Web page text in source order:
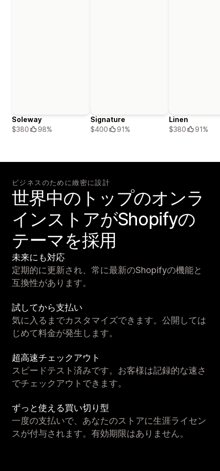
Soleway
$380
98%
Signature
$400
91%
Linen
$380
91%
ビジネスのために緻密に設計
世界中のトップのオンラ
インストアがShopifyの
テーマを採用
未来にも対応
定期的に更新され、常に最新のShopifyの機能と
互換性があります。
試してから支払い
気に入るまでカスタマイズできます。公開しては
じめて料金が発生します。
超高速チェックアウト
スピードテスト済みです。お客様は記録的な速さ
でチェックアウトできます。
ずっと使える買い切り型
一度の支払いで、あなたのストアに生涯ライセン
スが付与されます。有効期限はありません。